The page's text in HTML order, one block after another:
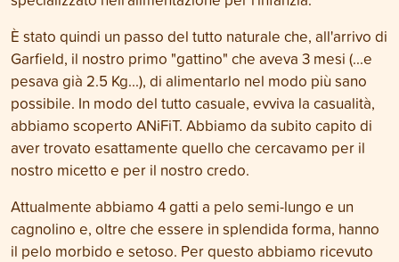
È stato quindi un passo del tutto naturale che, all'arrivo di
Garfield, il nostro primo "gattino" che aveva 3 mesi (...e
pesava già 2.5 Kg...), di alimentarlo nel modo più sano
possibile. In modo del tutto casuale, evviva la casualità,
abbiamo scoperto ANiFiT. Abbiamo da subito capito di
aver trovato esattamente quello che cercavamo per il
nostro micetto e per il nostro credo.
Attualmente abbiamo 4 gatti a pelo semi-lungo e un
cagnolino e, oltre che essere in splendida forma, hanno
il pelo morbido e setoso. Per questo abbiamo ricevuto